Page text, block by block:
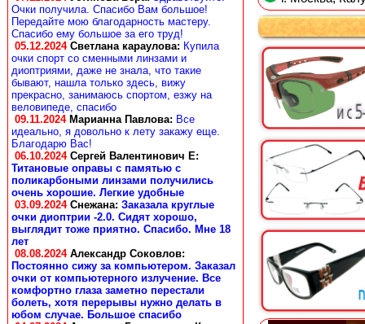
Очки получила. Спасибо Вам большое!
Передайте мою благодарность мастеру.
Спасибо ему большое за его труд!
05.12.2024 Светлана караулова: Купила
очки спорт со сменными линзами и
диоптриями, даже не знала, что такие
бывают, нашла только здесь, вижу
прекрасно, занимаюсь спортом, езжу на
веловипеде, спасибо
09.11.2024 Марианна Павлова: Все
идеально, я довольно к лету закажу еще.
Благодарю Вас!
06.10.2024 Сергей Валентинович Е:
Титановые оправы с памятью с
поликарбоными линзами получились
очень хорошие. Легкие удобные
03.09.2024 Снежана: Заказала круглые
очки диоптрии -2.0. Сидят хорошо,
выглядит тоже приятно. Спасибо. Мне 18
лет
08.08.2024 Александр Соковлов:
Постоянно сижу за компьютером. Заказал
очки от компьютерного излучение. Все
комфортно глаза заметно перестали
болеть, хотя перерывы нужно делать в
юбом случае. Большое спасибо